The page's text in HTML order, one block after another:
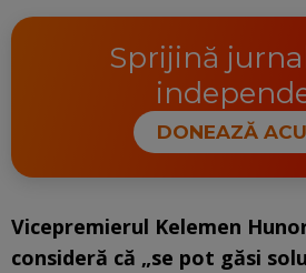
Sprijină
DONEAZĂ
Vicepremierul Kelemen
consideră că „se pot găsi